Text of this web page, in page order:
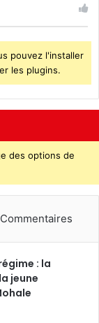
pouvez l'installer
les plugins.
des options de
Commentaires
: la
jeune